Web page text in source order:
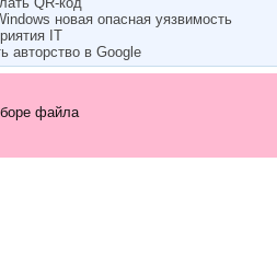
новая опасная уязвимость
IT
авторство в Google
файла